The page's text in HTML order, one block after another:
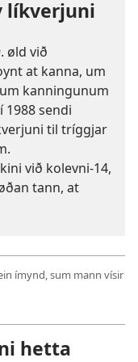
líkverjuni
øld við
at kanna, um
kanningunum
sendi
til tríggjar
við kolevni-14,
tann, at
ímynd, sum mann vísir
hetta